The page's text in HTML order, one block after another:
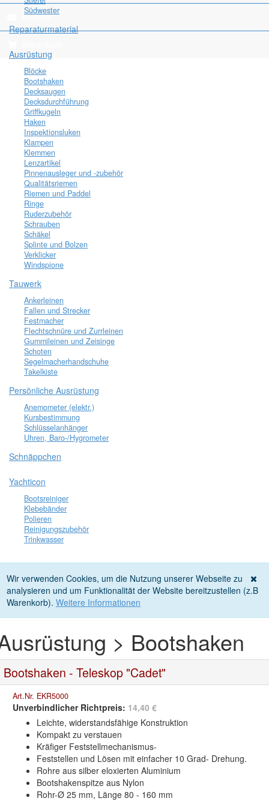
Kontakt
Südwester
Reparaturmaterial
Ausrüstung
Blöcke
Bootshaken
Decksaugen
Decksdurchführung
Griffkugeln
Haken
Inspektionsluken
Klampen
Klemmen
Lenzartikel
Pinnenausleger und -zubehör
Qualitätsriemen
Riemen und Paddel
Ringe
Ruderzubehör
Schrauben
Schäkel
Splinte und Bolzen
Verklicker
Windspione
Tauwerk
Ankerleinen
Fallen und Strecker
Festmacher
Flechtschnüre und Zurrleinen
Gummileinen und Zeisinge
Schoten
Segelmacherhandschuhe
Takelkiste
Persönliche Ausrüstung
Anemometer (elektr.)
Kursbestimmung
Schlüsselanhänger
Uhren, Baro-/Hygrometer
Schnäppchen
Yachticon
Bootsreiniger
Klebebänder
Polieren
Reinigungszubehör
Trinkwasser
Wir verwenden Cookies, um die Nutzung unserer Webseite zu
analysieren und um Funktionalität der Website bereitzustellen (z.B
Warenkorb). Weitere Informationen
> Bootshaken
Bootshaken - Teleskop "Cadet"
Art.Nr. EKR5000
Unverbindlicher Richtpreis: 14,40 €
Leichte, widerstandsfähige Konstruktion
Kompakt zu verstauen
Kräfiger Feststellmechanismus-
Feststellen und Lösen mit einfacher 10 Grad- Drehung.
Rohre aus silber eloxierten Aluminium
Bootshakenspitze aus Nylon
Rohr-Ø 25 mm, Länge 80 - 160 mm